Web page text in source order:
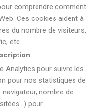
comprendre comment
Ces cookies aident à
du nombre de visiteurs,
etc.
Analytics pour suivre les
pour nos statistiques de
nombre de
pour